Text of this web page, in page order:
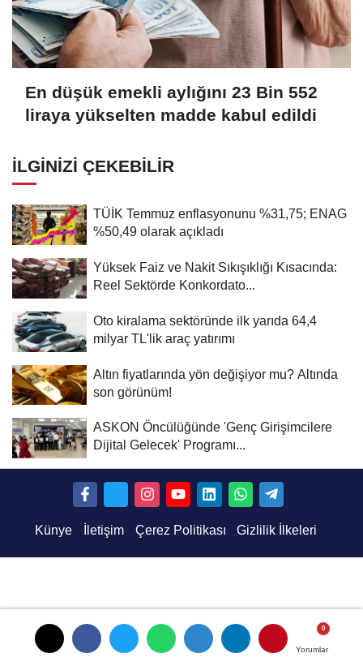
Yorumlar
Yorumlar
En düşük emekli aylığını 23 Bin 552
liraya yükselten madde kabul edildi
İLGINIZI ÇEKEBILIR
TÜİK Temmuz enflasyonunu %31,75; ENAG
%50,49 olarak açıkladı
Yüksek Faiz ve Nakit Sıkışıklığı Kısacında:
Reel Sektörde Konkordato...
Oto kiralama sektöründe ilk yarıda 64,4
milyar TL'lik araç yatırımı
Altın fiyatlarında yön değişiyor mu? Altında
son görünüm!
ASKON Öncülüğünde 'Genç Girişimcilere
Dijital Gelecek' Programı...
Künye İletişim Çerez Politikası Gizlilik İlkeleri